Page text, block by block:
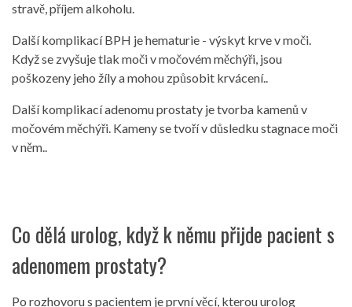
stravě, příjem alkoholu.
Další komplikací BPH je hematurie - výskyt krve v moči.
Když se zvyšuje tlak moči v močovém měchýři, jsou
poškozeny jeho žíly a mohou způsobit krvácení..
Další komplikací adenomu prostaty je tvorba kamenů v
močovém měchýři. Kameny se tvoří v důsledku stagnace moči
v něm..
Co dělá urolog, když k němu přijde pacient s
adenomem prostaty?
Po rozhovoru s pacientem je první věcí, kterou urolog